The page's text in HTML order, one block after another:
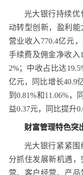
光大银行持续
动转型创新，盈利
营业收入770.4亿元
手续费及佣金净收入
2%；中收占比达
亿元，同比增长40.9
到0.81%和11.06%，
益0.37元，同比提升
财富管理特色突
光大银行紧紧
分抓住发展新机遇
营、客户经营、产